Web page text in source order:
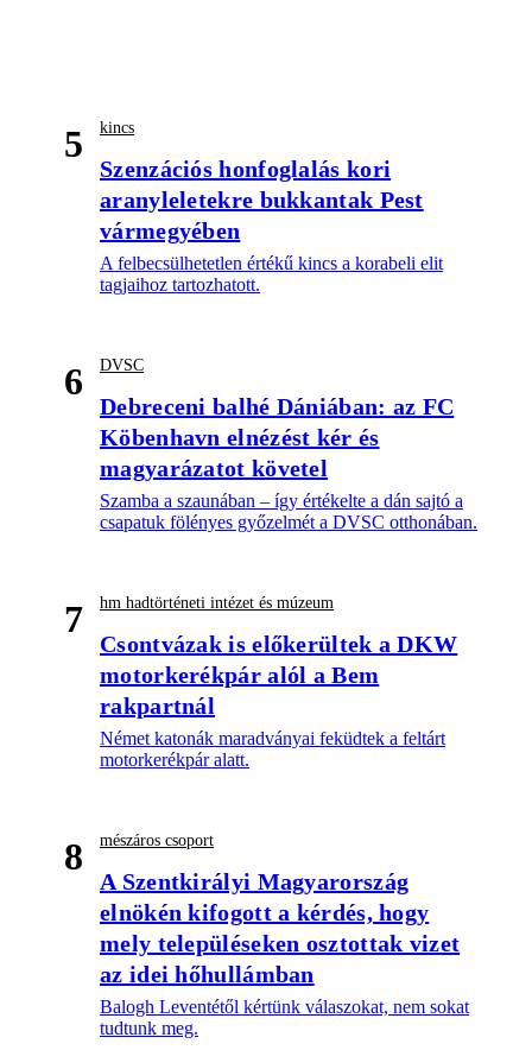
5 kincs
Szenzációs honfoglalás kori
aranyleletekre bukkantak Pest
vármegyében
A felbecsülhetetlen értékű kincs a korabeli elit
tagjaihoz tartozhatott.
6 DVSC
Debreceni balhé Dániában: az FC
Köbenhavn elnézést kér és
magyarázatot követel
Szamba a szaunában – így értékelte a dán sajtó a
csapatuk fölényes győzelmét a DVSC otthonában.
7 hm hadtörténeti intézet és múzeum
Csontvázak is előkerültek a DKW
motorkerékpár alól a Bem
rakpartnál
Német katonák maradványai feküdtek a feltárt
motorkerékpár alatt.
8 mészáros csoport
A Szentkirályi Magyarország
elnökén kifogott a kérdés, hogy
mely településeken osztottak vizet
az idei hőhullámban
Balogh Leventétől kértünk válaszokat, nem sokat
tudtunk meg.